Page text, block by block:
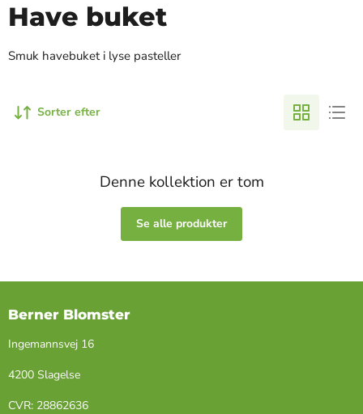
Have buket
Smuk havebuket i lyse pasteller
Sorter efter
Denne kollektion er tom
Se alle produkter
Berner Blomster
Ingemannsvej 16
4200 Slagelse
​CVR: ​28862636